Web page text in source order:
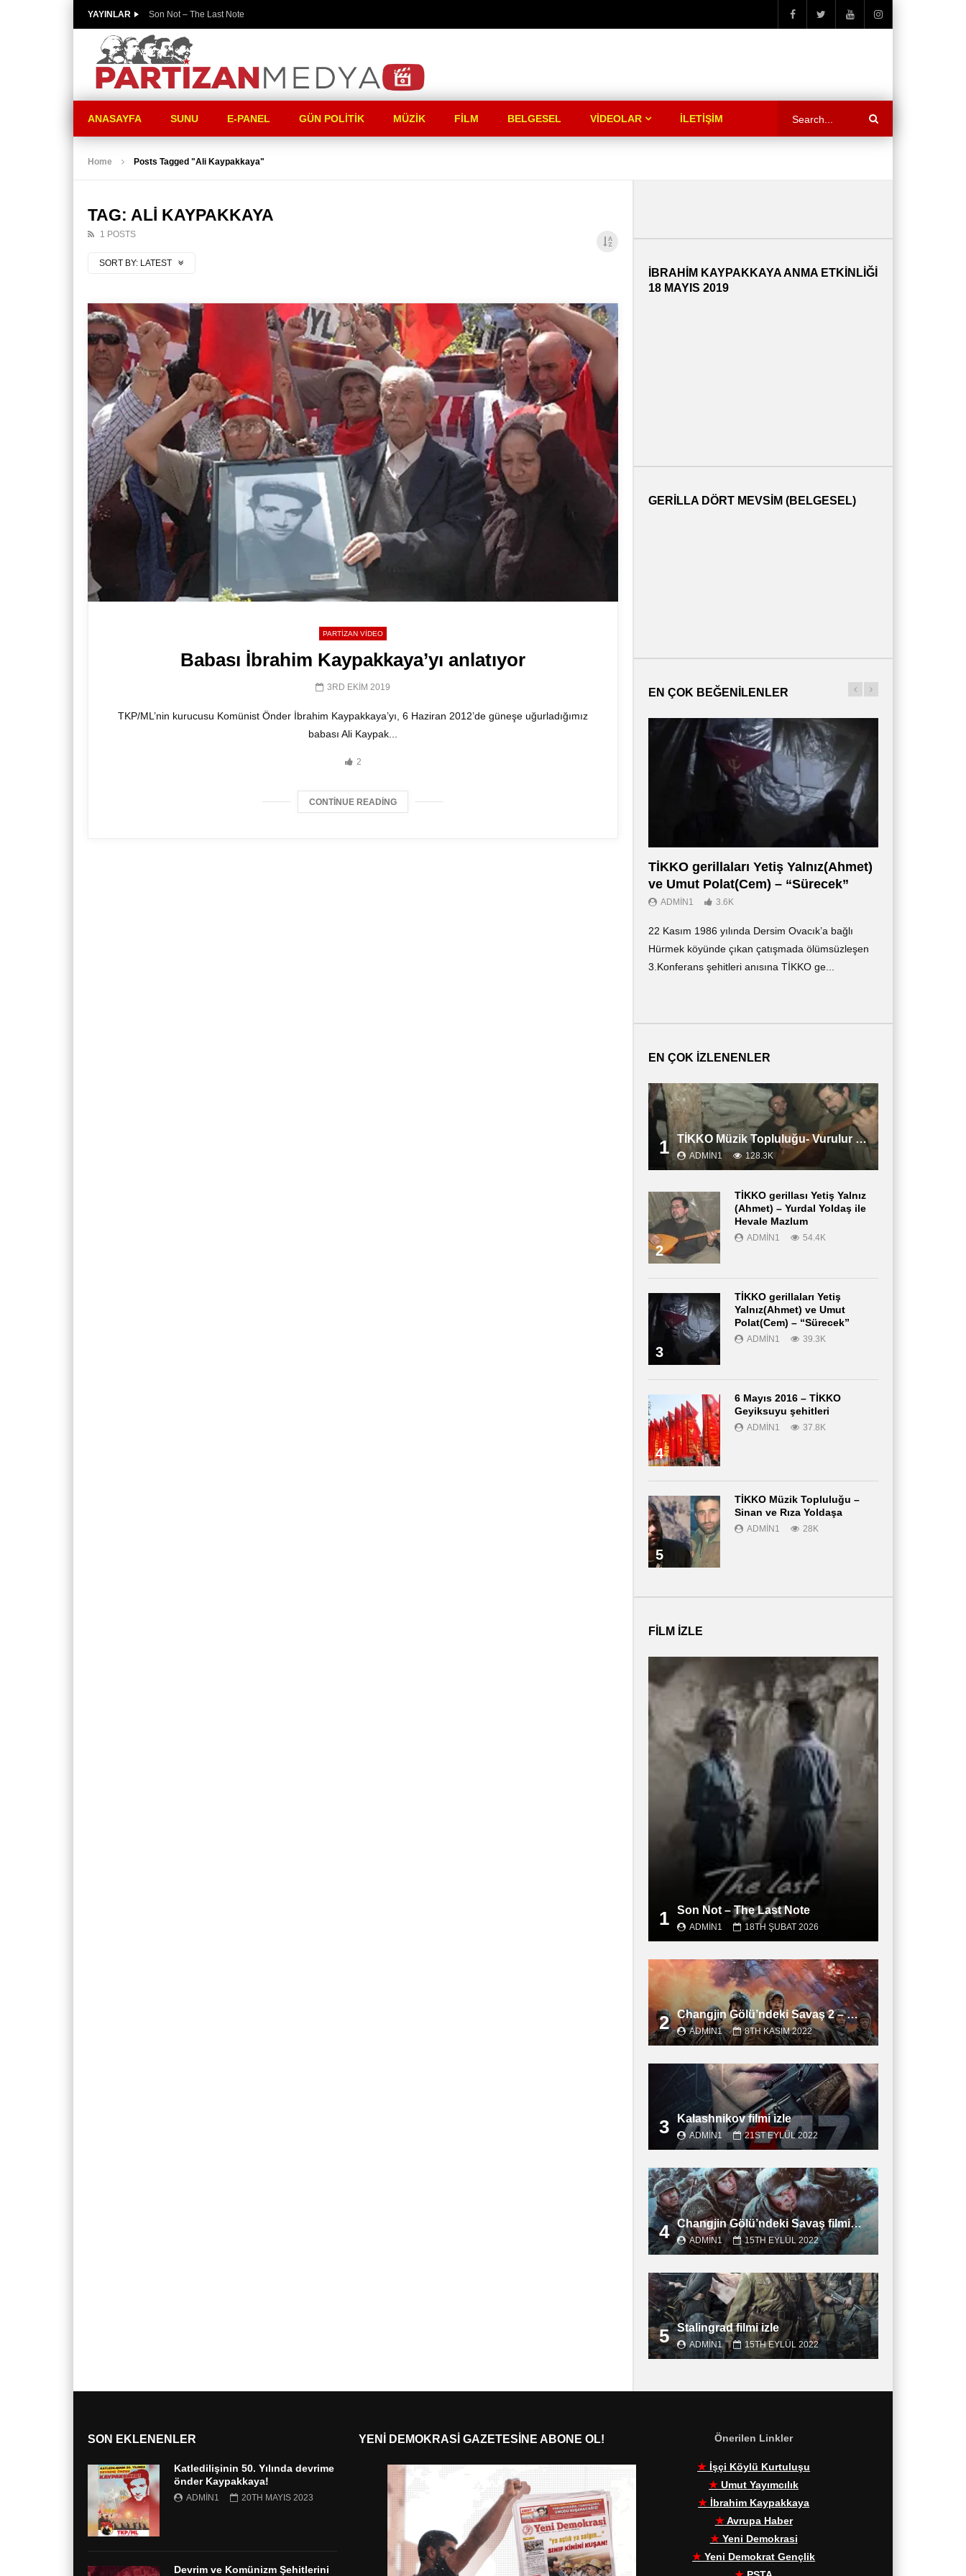
YAYINLAR Son Not – The Last Note
ANASAYFA SUNU E-PANEL GÜN POLITIK MÜZIK FILM BELGESEL VIDEOLAR İLETİŞİM
Home Posts Tagged "Ali Kaypakkaya"
TAG: ALI KAYPAKKAYA
1 POSTS
SORT BY: LATEST
PARTIZAN VIDEO
Babası İbrahim Kaypakkaya’yı anlatıyor
3RD EKIM 2019
TKP/ML’nin kurucusu Komünist Önder İbrahim Kaypakkaya’yı, 6 Haziran 2012’de güneşe uğurladığımız
babası Ali Kaypak...
2
CONTINUE READING
İBRAHİM KAYPAKKAYA ANMA ETKİNLİĞİ
18 MAYIS 2019
GERILLA DÖRT MEVSIM (BELGESEL)
EN ÇOK BEĞENILENLER
TİKKO gerillaları Yetiş Yalnız(Ahmet)
ve Umut Polat(Cem) – “Sürecek”
ADMIN1 3.6K
22 Kasım 1986 yılında Dersim Ovacık’a bağlı
Hürmek köyünde çıkan çatışmada ölümsüzleşen
3.Konferans şehitleri anısına TİKKO ge...
EN ÇOK İZLENENLER
1 TİKKO Müzik Topluluğu- Vurulur Vali
ADMIN1 128.3K
2
TİKKO gerillası Yetiş Yalnız
(Ahmet) – Yurdal Yoldaş ile
Hevale Mazlum
ADMIN1 54.4K
3
TİKKO gerillaları Yetiş
Yalnız(Ahmet) ve Umut
Polat(Cem) – “Sürecek”
ADMIN1 39.3K
4
6 Mayıs 2016 – TİKKO
Geyiksuyu şehitleri
ADMIN1 37.8K
5
TİKKO Müzik Topluluğu –
Sinan ve Rıza Yoldaşa
ADMIN1 28K
FILM IZLE
1 Son Not – The Last Note
ADMIN1 18TH ŞUBAT 2026
2 Changjin Gölü’ndeki Savaş 2 – Water Gate Bridge filmini izle
ADMIN1 8TH KASIM 2022
3 Kalashnikov filmi izle
ADMIN1 21ST EYLÜL 2022
4 Changjin Gölü’ndeki Savaş filmini izle
ADMIN1 15TH EYLÜL 2022
5 Stalingrad filmi izle
ADMIN1 15TH EYLÜL 2022
SON EKLENENLER
Katledilişinin 50. Yılında devrime
önder Kaypakkaya!
ADMIN1 20TH MAYIS 2023
Devrim ve Komünizm Şehitlerini
YENI DEMOKRASI GAZETESINE ABONE OL! Önerilen Linkler
★ İşçi Köylü Kurtuluşu
★ Umut Yayımcılık
★ İbrahim Kaypakkaya
★Avrupa Haber
★Yeni Demokrasi
★ Yeni Demokrat Gençlik